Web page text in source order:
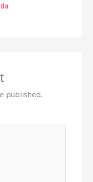
published.